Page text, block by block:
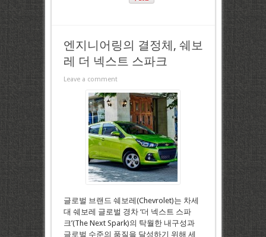
엔지니어링의 결정체, 쉐보
레 더 넥스트 스파크
Leave a comment
글로벌 브랜드 쉐보레(Chevrolet)는 차세
대 쉐보레 글로벌 경차 ‘더 넥스트 스파
크’(The Next Spark)의 탁월한 내구성과
글로벌 수준의 품질을 달성하기 위해 세